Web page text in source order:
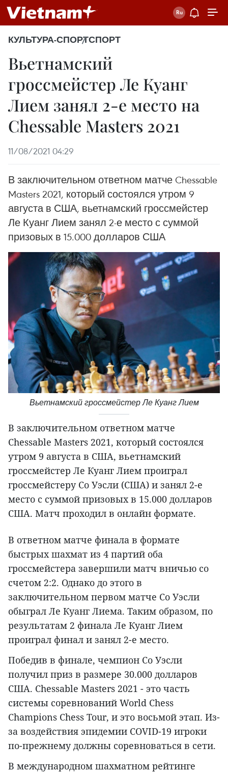
КУЛЬТУРА-СПОРТСПОРТ
Вьетнамский
гроссмейстер Ле Куанг
Лием занял 2-е место на
Chessable Masters 2021
11/08/2021 04:29
В заключительном ответном матче Chessable
Masters 2021, который состоялся утром 9
августа в США, вьетнамский гроссмейстер
Ле Куанг Лием занял 2-е место с суммой
призовых в 15.000 долларов США
Вьетнамский гроссмейстер Ле Куанг Лием
В заключительном ответном матче
Chessable Masters 2021, который состоялся
утром 9 августа в США, вьетнамский
гроссмейстер Ле Куанг Лием проиграл
гроссмейстеру Со Уэсли (США) и занял 2-е
место с суммой призовых в 15.000 долларов
США. Матч проходил в онлайн формате.
В ответном матче финала в формате
быстрых шахмат из 4 партий оба
гроссмейстера завершили матч вничью со
счетом 2:2. Однако до этого в
заключительном первом матче Со Уэсли
обыграл Ле Куанг Лиема. Таким образом, по
результатам 2 финала Ле Куанг Лием
проиграл финал и занял 2-е место.
Победив в финале, чемпион Со Уэсли
получил приз в размере 30.000 долларов
США. Chessable Masters 2021 - это часть
системы соревнований World Chess
Champions Chess Tour, и это восьмой этап. Из-
за воздействия эпидемии COVID-19 игроки
по-прежнему должны соревноваться в сети.
В международном шахматном рейтинге